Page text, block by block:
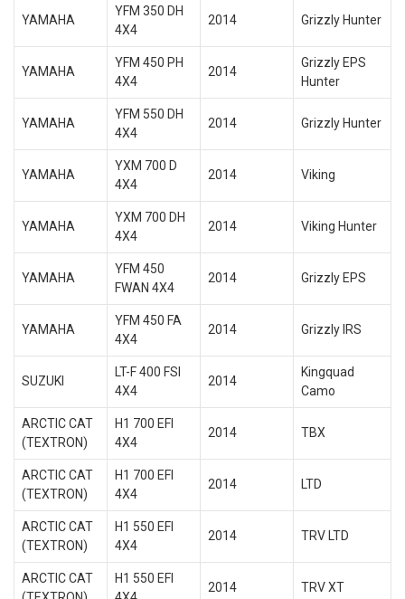
YAMAHA
YFM 350 DH
4X4
2014 Grizzly Hunter
YAMAHA
YFM 450 PH
4X4
2014
Grizzly EPS
Hunter
YAMAHA
YFM 550 DH
4X4
2014 Grizzly Hunter
YAMAHA
YXM 700 D
4X4
2014 Viking
YAMAHA
YXM 700 DH
4X4
2014 Viking Hunter
YAMAHA
YFM 450
FWAN 4X4
2014 Grizzly EPS
YAMAHA
YFM 450 FA
4X4
2014 Grizzly IRS
SUZUKI
LT-F 400 FSI
4X4
2014
Kingquad
Camo
ARCTIC CAT
(TEXTRON)
H1 700 EFI
4X4
2014 TBX
ARCTIC CAT
(TEXTRON)
H1 700 EFI
4X4
2014 LTD
ARCTIC CAT
(TEXTRON)
H1 550 EFI
4X4
2014 TRV LTD
ARCTIC CAT
H1 550 EFI
2014 TRV XT